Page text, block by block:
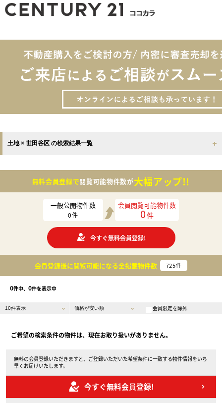
土地 × 世田谷区 の検索結果一覧
無料会員登録で閲覧可能物件数が大幅アップ!!
一般公開物件数
0件
会員閲覧可能物件数
0件
今すぐ無料会員登録!
会員登録後に閲覧可能になる全掲載物件数 725件
0件中、 0件を表示中
会員限定を除外
ご希望の検索条件の物件は、現在お取り扱いがありません。
無料の会員登録いただきますと、ご登録いただいた希望条件に一致する物件情報をいち
早くお届けいたします。
今すぐ無料会員登録!